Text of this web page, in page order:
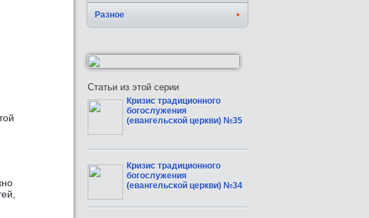
Разное
Статьи из этой серии
Кризис традиционного
богослужения
(евангельской церкви) №35
Кризис традиционного
богослужения
(евангельской церкви) №34